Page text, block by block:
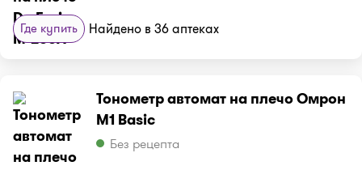
Где купить Найдено в 36 аптеках
Тонометр автомат на плечо Омрон
M1 Basic
Без рецепта